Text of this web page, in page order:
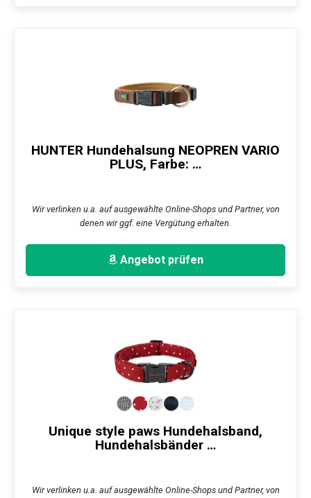
HUNTER Hundehalsung NEOPREN VARIO
PLUS, Farbe: …
Wir verlinken u.a. auf ausgewählte Online-Shops und Partner, von
denen wir ggf. eine Vergütung erhalten.
Angebot prüfen
Unique style paws Hundehalsband,
Hundehalsbänder …
Wir verlinken u.a. auf ausgewählte Online-Shops und Partner, von